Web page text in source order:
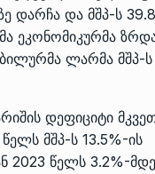
დარჩა და მშპ-ს
ეკონომიკურმა
ლარმა მშპ-
დეფიციტი
მშპ-ს 13.5%-ის
2023 წელს 3.2%-